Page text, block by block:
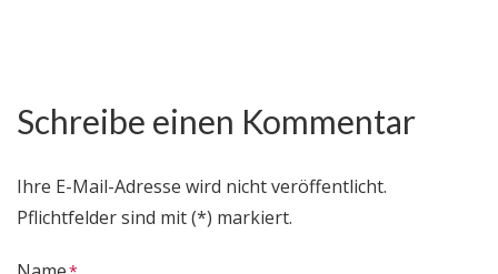
Schreibe einen Kommentar
Ihre E-Mail-Adresse wird nicht veröffentlicht.
Pflichtfelder sind mit (*) markiert.